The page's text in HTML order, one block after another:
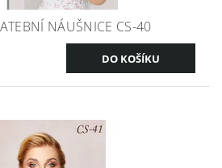
NÁUŠNICE CS-40